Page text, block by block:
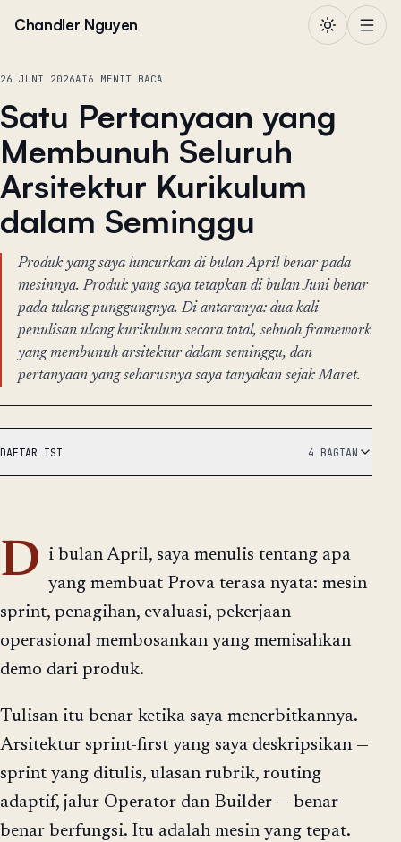
Chandler Nguyen
26 JUNI 2026AI6 MENIT BACA
Satu Pertanyaan yang
Membunuh Seluruh
Arsitektur Kurikulum
dalam Seminggu
Produk yang saya luncurkan di bulan April benar pada
mesinnya. Produk yang saya tetapkan di bulan Juni benar
pada tulang punggungnya. Di antaranya: dua kali
penulisan ulang kurikulum secara total, sebuah framework
yang membunuh arsitektur dalam seminggu, dan
pertanyaan yang seharusnya saya tanyakan sejak Maret.
DAFTAR ISI 4 BAGIAN
D i bulan April, saya menulis tentang apa
yang membuat Prova terasa nyata: mesin
sprint, penagihan, evaluasi, pekerjaan
operasional membosankan yang memisahkan
demo dari produk.
Tulisan itu benar ketika saya menerbitkannya.
Arsitektur sprint-first yang saya deskripsikan —
sprint yang ditulis, ulasan rubrik, routing
adaptif, jalur Operator dan Builder — benar-
benar berfungsi. Itu adalah mesin yang tepat.